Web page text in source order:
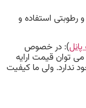
استفاده و
): در خصوص
توان قیمت ارایه
ولی ما کیفیت